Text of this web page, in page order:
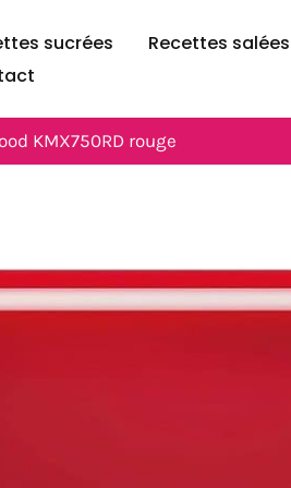
sucrées Recettes salées
KMX750RD rouge